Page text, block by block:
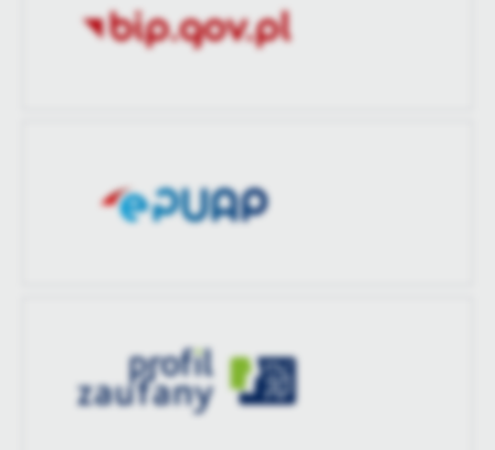
treści w postaci wiadomości, ofert, komunikatów mediów
społecznościowych.
zaktualizował